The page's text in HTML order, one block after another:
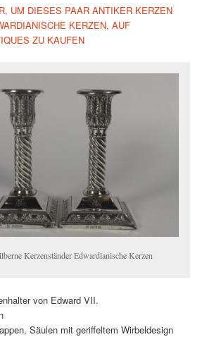
UM DIESES PAAR ANTIKER KERZEN
KERZEN, AUF
ZU KAUFEN
Kerzenständer Edwardianische Kerzen
von Edward VII.
Säulen mit geriffeltem Wirbeldesign